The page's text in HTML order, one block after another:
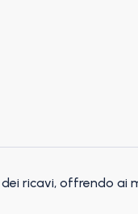
ricavi, offrendo ai